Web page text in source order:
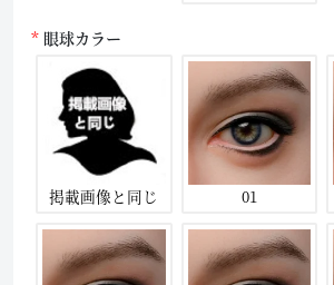
眼球カラー
掲載画像と同じ 01